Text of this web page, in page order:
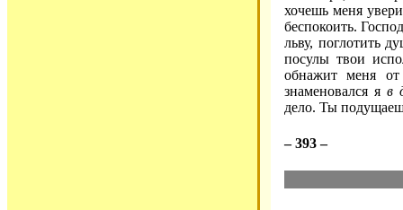
хочешь меня
беспокоить.
льву, поглотить
посулы твои
обнажит меня
знаменовался я в
дело. Ты
– 393 –